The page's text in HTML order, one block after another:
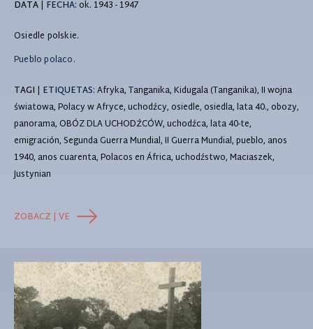
DATA| FECHA:ok. 1943 - 1947
Osiedle polskie.
Pueblo polaco.
TAGI | ETIQUETAS: Afryka, Tanganika, Kidugala (Tanganika), II wojna
światowa, Polacy w Afryce, uchodźcy, osiedle, osiedla, lata 40., obozy,
panorama, OBÓZ DLA UCHODŹCÓW, uchodźca, lata 40-te,
emigración, Segunda Guerra Mundial, II Guerra Mundial, pueblo, anos
1940, anos cuarenta, Polacos en África, uchodźstwo, Maciaszek,
Justynian
ZOBACZ | VE